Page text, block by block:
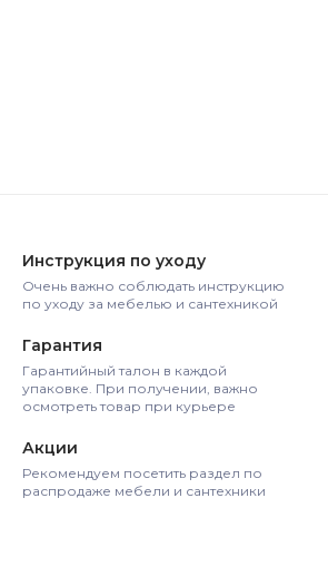
Инструкция по уходу
Очень важно соблюдать инструкцию
по уходу за мебелью и сантехникой
Гарантия
Гарантийный талон в каждой
упаковке. При получении, важно
осмотреть товар при курьере
Акции
Рекомендуем посетить раздел по
распродаже мебели и сантехники